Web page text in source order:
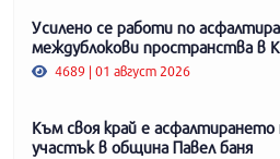
Усилено се работи по
междублокови пространства в
4689 | 01 август 2026
Към своя край е
участък в община Павел баня